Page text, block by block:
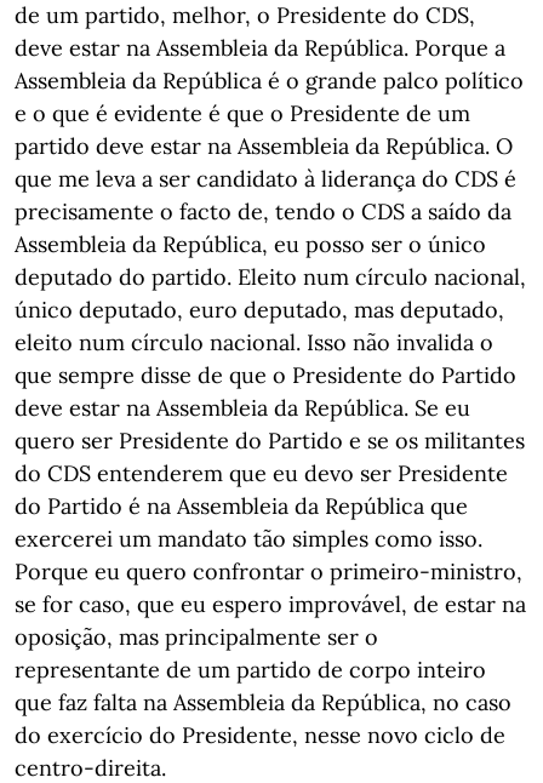
de um partido, melhor, o Presidente do CDS,
deve estar na Assembleia da República. Porque a
Assembleia da República é o grande palco político
e o que é evidente é que o Presidente de um
partido deve estar na Assembleia da República. O
que me leva a ser candidato à liderança do CDS é
precisamente o facto de, tendo o CDS a saído da
Assembleia da República, eu posso ser o único
deputado do partido. Eleito num círculo nacional,
único deputado, euro deputado, mas deputado,
eleito num círculo nacional. Isso não invalida o
que sempre disse de que o Presidente do Partido
deve estar na Assembleia da República. Se eu
quero ser Presidente do Partido e se os militantes
do CDS entenderem que eu devo ser Presidente
do Partido é na Assembleia da República que
exercerei um mandato tão simples como isso.
Porque eu quero confrontar o primeiro-ministro,
se for caso, que eu espero improvável, de estar na
oposição, mas principalmente ser o
representante de um partido de corpo inteiro
que faz falta na Assembleia da República, no caso
do exercício do Presidente, nesse novo ciclo de
centro-direita.